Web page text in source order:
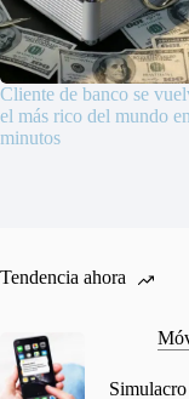
Cliente de banco se
el más rico del mundo
minutos
Tendencia ahora